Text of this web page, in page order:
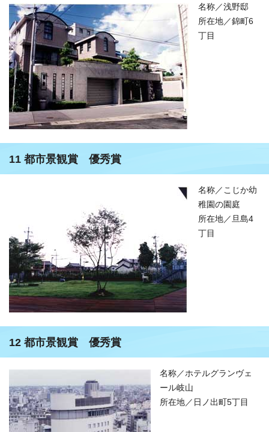
名称／浅野邸
所在地／錦町6
丁目
11 都市景観賞 優秀賞
名称／こじか幼
稚園の園庭
所在地／旦島4
丁目
12 都市景観賞 優秀賞
名称／ホテルグランヴェ
ール岐山
所在地／日ノ出町5丁目